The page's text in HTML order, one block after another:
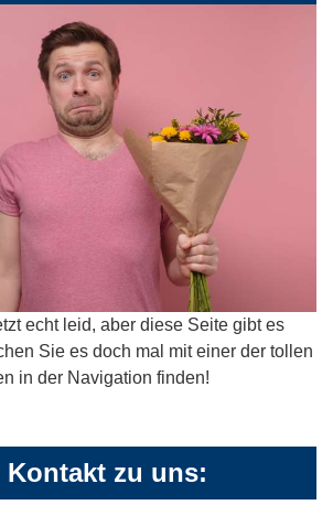
echt leid, aber diese Seite gibt es
Sie es doch mal mit einer der tollen
in der Navigation finden!
Kontakt zu uns: